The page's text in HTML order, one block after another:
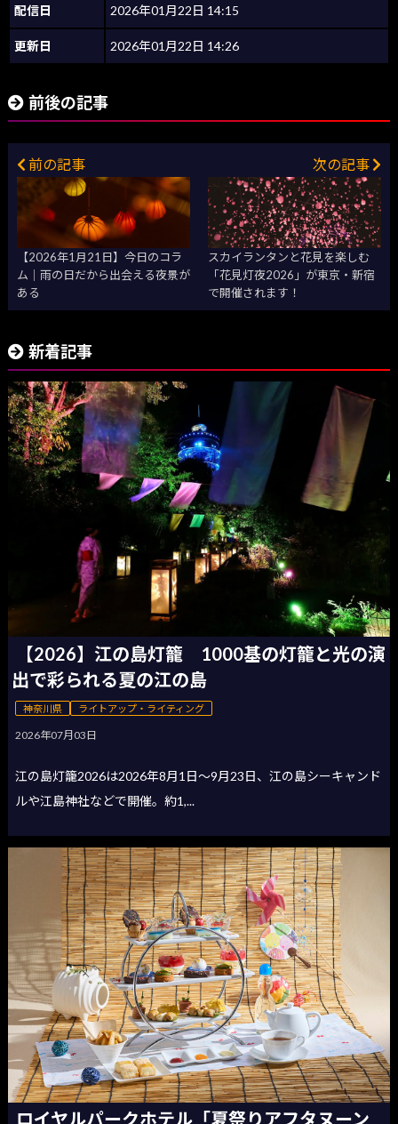
配信日 2026年01月22日 14:15
更新日 2026年01月22日 14:26
前後の記事
前の記事
【2026年1月21日】今日のコラ
ム｜雨の日だから出会える夜景が
ある
次の記事
スカイランタンと花見を楽しむ
「花見灯夜2026」が東京・新宿
で開催されます！
新着記事
【2026】江の島灯籠 1000基の灯籠と光の演
出で彩られる夏の江の島
神奈川県 ライトアップ・ライティング
2026年07月03日
江の島灯籠2026は2026年8月1日〜9月23日、江の島シーキャンド
ルや江島神社などで開催。約1,...
ロイヤルパークホテル「夏祭りアフタヌーン